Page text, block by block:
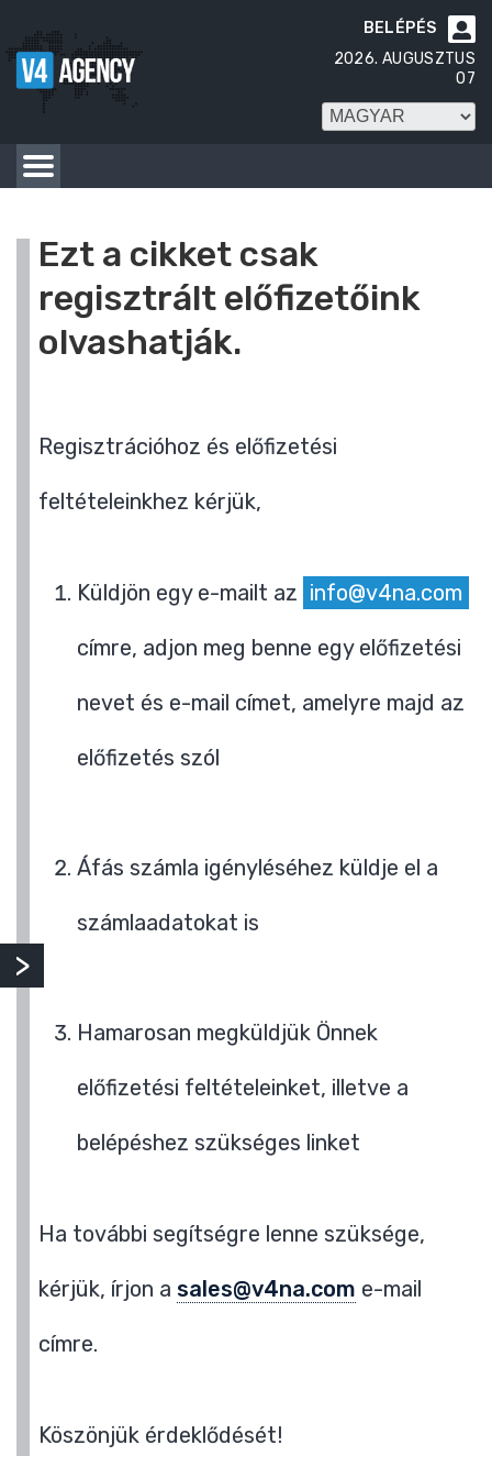

BELÉPÉS
2026. AUGUSZTUS
07
Ezt a cikket csak
regisztrált előfizetőink
olvashatják.
Regisztrációhoz és előfizetési
feltételeinkhez kérjük,
Küldjön egy e-mailt az info@v4na.com
címre, adjon meg benne egy előfizetési
nevet és e-mail címet, amelyre majd az
előfizetés szól
Áfás számla igényléséhez küldje el a
számlaadatokat is
Hamarosan megküldjük Önnek
előfizetési feltételeinket, illetve a
belépéshez szükséges linket
Ha további segítségre lenne szüksége,
kérjük, írjon a sales@v4na.com e-mail
címre.
Köszönjük érdeklődését!